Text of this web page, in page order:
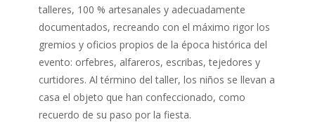
talleres, 100 % artesanales y adecuadamente
documentados, recreando con el máximo rigor los
gremios y oficios propios de la época histórica del
evento: orfebres, alfareros, escribas, tejedores y
curtidores. Al término del taller, los niños se llevan a
casa el objeto que han confeccionado, como
recuerdo de su paso por la fiesta.